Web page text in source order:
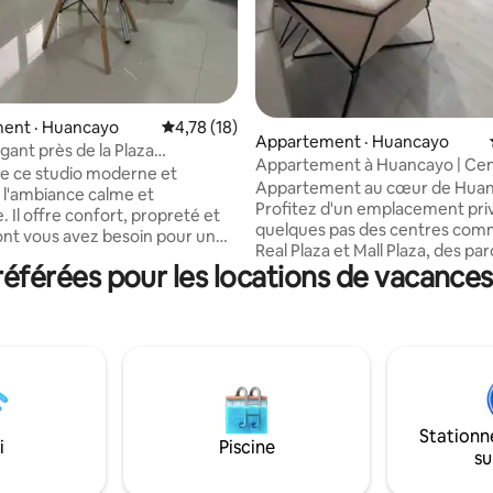
· Huancayo Note moyenne de 4,78 sur 5, 18
4,78 (18)
près de la Plaza
ce studio moderne et
calme et
Il offre confort, propreté et
vous avez besoin pour un
travailler. Eau chaude
dans la douche, des serviettes
et
capteur de mouvement.
étage, accès par les
Appartement · Huancayo
Appartement à Huancayo |
élégant, équipé
Appartement au cœur de
Profitez d'un emplacement
quelques pas des centres
Real Plaza et Mall Plaza, des
restaurants et de tout ce dont
besoin pour vous déplacer
Cuisine entièrement équipée
ustensiles et appareils
Salle confortable avec canapé,
et télévision Chambre
privée. Espace de travail Vous
pour les locations de
Piscine